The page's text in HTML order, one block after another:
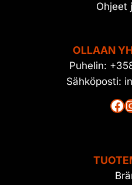
Ohjeet
OLLAAN
Puhelin:
Sähköposti: